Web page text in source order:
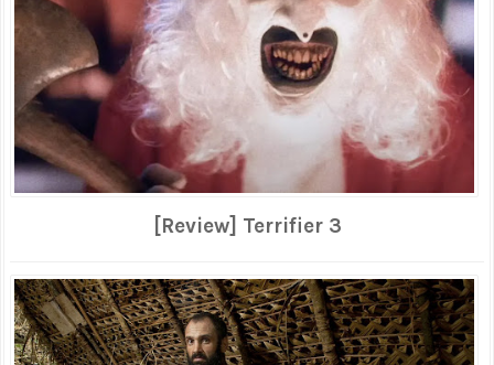
[Review] Terrifier 3